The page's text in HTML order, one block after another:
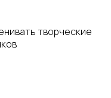
творческие